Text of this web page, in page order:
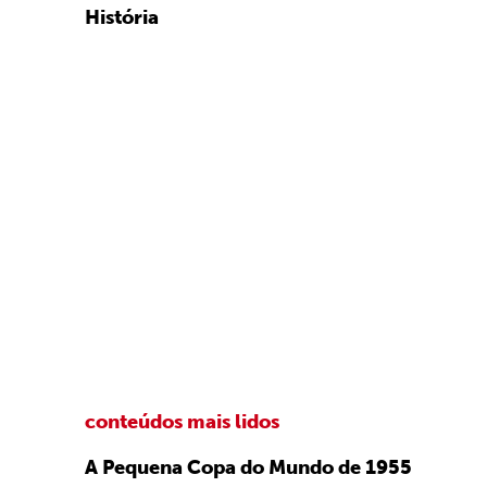
História
conteúdos mais lidos
A Pequena Copa do Mundo de 1955